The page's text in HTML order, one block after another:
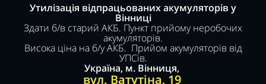
Утилізація відпрацьованих акумуляторів у
Вінниці
Здати б/в старий АКБ. Пункт прийому неробочих
акумуляторів.
Висока ціна на б/у АКБ. Прийом акумуляторів від
УПСів.
Україна, м. Вінниця,
вул. Ватутіна, 19